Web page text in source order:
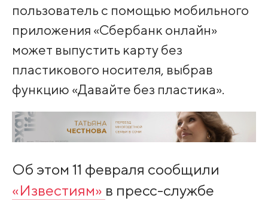
пользователь с помощью мобильного
приложения «Сбербанк онлайн»
может выпустить карту без
пластикового носителя, выбрав
функцию «Давайте без пластика».
Об этом 11 февраля сообщили
«Известиям» в пресс-службе